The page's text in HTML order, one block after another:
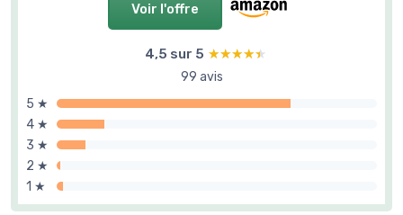
Voir l'offre
4,5 sur 5 ★★★★★
★★★★★
99 avis
5 ★
4 ★
3 ★
2 ★
1 ★